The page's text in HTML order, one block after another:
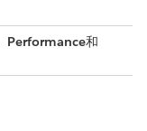
Performance和